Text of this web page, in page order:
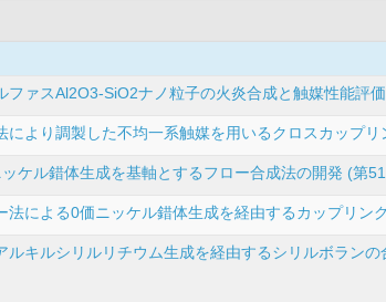
ファスAl2O3-SiO2ナノ粒子の火炎合成と触媒性能評
により調製した不均一系触媒を用いるクロスカップ
ケル錯体生成を基軸とするフロー合成法の開発 (第
法による0価ニッケル錯体生成を経由するカップリン
ルキルシリルリチウム生成を経由するシリルボラン